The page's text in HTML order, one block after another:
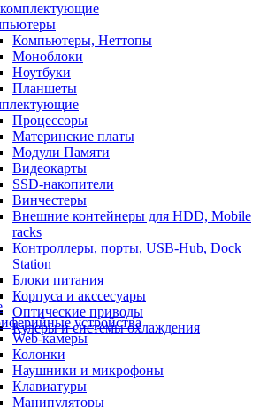
Компьютеры, Неттопы
Моноблоки
Ноутбуки
Планшеты
Процессоры
Материнские платы
Модули Памяти
Видеокарты
SSD-накопители
Винчестеры
Внешние контейнеры для HDD, Mobile
racks
Контроллеры, порты, USB-Hub, Dock
Station
Блоки питания
Корпуса и акссесуары
Оптические приводы
Кулеры и системы охлаждения
устройства
Web-камеры
Колонки
Наушники и микрофоны
Клавиатуры
Манипуляторы